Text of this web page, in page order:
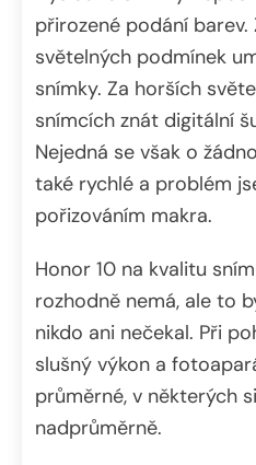
přirozené podání
světelných podmínek
snímky. Za horších
snímcích znát digitální
Nejedná se však o
také rychlé a problém
pořizováním makra.
Honor 10 na kvalitu
rozhodně nemá, ale to
nikdo ani nečekal. Při
slušný výkon a
průměrné, v některých
nadprůměrně.